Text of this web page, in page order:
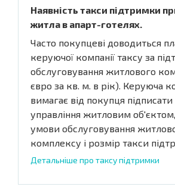
Наявність такси підтримки
житла в апарт-готелях.
Часто покупцеві доводиться
керуючої компанії таксу за
обслуговування житлового
євро за кв. м. в рік). Керуюча
вимагає від покупця
управління житловим
умови обслуговування
комплексу і розмір такси
Детальніше про таксу підтримки